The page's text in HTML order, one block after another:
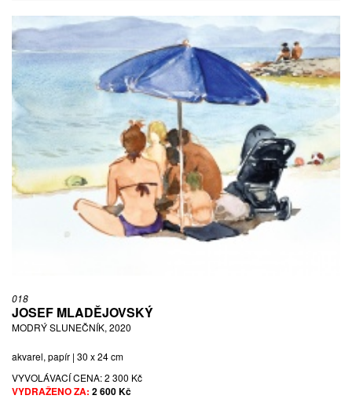
018
JOSEF MLADĚJOVSKÝ
MODRÝ SLUNEČNÍK, 2020
akvarel, papír | 30 x 24 cm
VYVOLÁVACÍ CENA:2 300 Kč
VYDRAŽENO ZA: 2 600 Kč